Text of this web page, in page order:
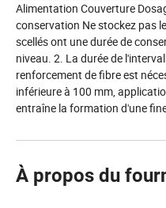
Alimentation Couverture
conservation Ne stockez pas
scellés ont une durée de
niveau. 2. La durée de
renforcement de fibre est
inférieure à 100 mm,
entraîne la formation d'une
À propos du